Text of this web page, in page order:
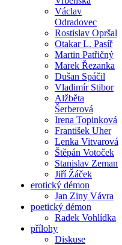
Václav
Odradovec
Rostislav Opršal
Otakar L. Pasíř
Martin Patřičný
Marek Řezanka
Dušan Spáčil
Vladimír Stibor
Alžběta
Šerberová
Irena Topinková
František Uher
Lenka Vitvarová
Štěpán Votoček
Stanislav Zeman
Jiří Žáček
erotický démon
Jan Ziny Vávra
poetický démon
Radek Vohlídka
přílohy
Diskuse